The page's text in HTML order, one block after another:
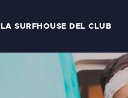
LA SURFHOUSE DEL CLUB